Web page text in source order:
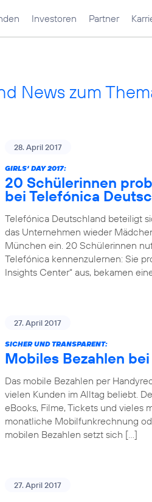
Investoren Partner
News zum
28. April 2017
GIRLS‘ DAY 2017:
20 Schülerinnen
bei Telefónica
Telefónica Deutschland beteiligt
das Unternehmen wieder
München ein. 20 Schülerinnen
Telefónica kennenzulernen: Sie
Insights Center“ aus, bekamen
27. April 2017
SICHER UND TRANSPARENT:
Mobiles Bezahlen
Das mobile Bezahlen per
vielen Kunden im Alltag beliebt.
eBooks, Filme, Tickets und vieles
monatliche Mobilfunkrechnung
mobilen Bezahlen setzt sich […]
27. April 2017